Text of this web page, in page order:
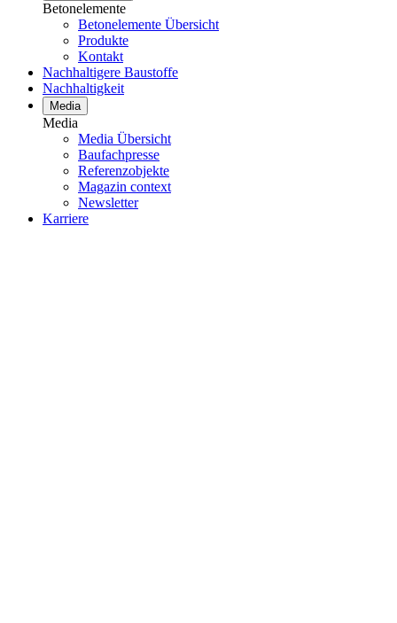
Betonelemente
Betonelemente Übersicht
Produkte
Kontakt
Nachhaltigere Baustoffe
Nachhaltigkeit
Media
Media
Media Übersicht
Baufachpresse
Referenzobjekte
Magazin context
Newsletter
Karriere